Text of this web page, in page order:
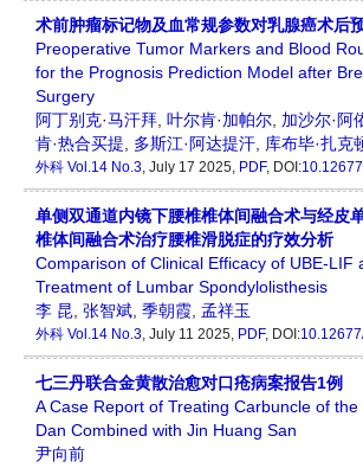
术前肿瘤标记物及血常规参数对乳腺癌术后
Preoperative Tumor Markers and Blood
for the Prognosis Prediction Model after
Surgery
阿丁别克·马汗拜 叶尔肯·加帕尔 加沙尔·阿
肯·热合买提
多斯江·阿达提汗 库布毕·扎克
外科 Vol.14 No.3, July 17 2025, PDF, DOI:
单侧双通道内镜下腰椎椎体间融合术与经皮
椎体间融合术治疗腰椎滑脱症的疗效分析
Comparison of Clinical Efficacy of UBE-LIF
Treatment of Lumbar Spondylolisthesis
李 昆 张智斌 季朝霞 孟祥玉
外科 Vol.14 No.3, July 11 2025, PDF, DOI:
七三丹联合金黄散治愈对口疮病案报告1例
A Case Report of Treating Carbuncle of
Dan Combined with Jin Huang San
尹向前